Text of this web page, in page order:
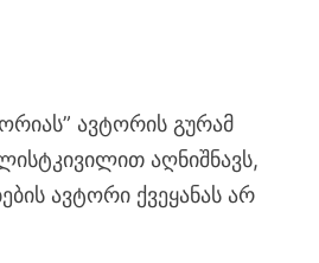
ავტორის გურამ
აღნიშნავს,
ავტორი ქვეყანას არ